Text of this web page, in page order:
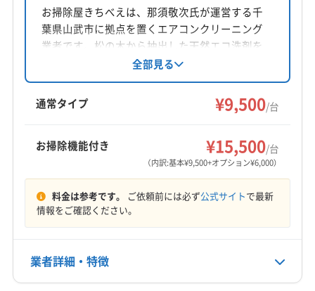
千葉県習志野市鷺沼台3-7-5 プラウド弐番館101号
対応地域
浦安市 我孫子市
四街道市
市原市 市川市 習志野市 松戸市
成田市
千葉市稲毛区
千葉市若葉区
袖ケ浦市
大網白里市
八街市
流山市
印旛郡栄町
印旛郡酒々井町
山武郡横芝光町
山武郡九十九里町
山武郡芝山町
(東京都) 江戸川区 (東京都) 江東区
8:00〜20:00
定休日
電話番号
お掃除屋きちべえは、那須敬次氏が運営する千
葉県山武市に拠点を置くエアコンクリーニング
業者です。松の木から抽出した天然エコ洗剤を
使用し、消臭抗菌・防カビコートにも対応。損
害保険加入済みです。7:00〜19:00まで不定休で
営業し、千葉県広域と茨城県の一部エリアに対
応しています。
全部見る
通常タイプ ¥9,500/台
お掃除機能付き ¥15,500/台
（内訳:基本¥9,500+オプション¥6,000）
料金は参考です。 ご依頼前には必ず公式サイトで最新
情報をご確認ください。
業者詳細・特徴